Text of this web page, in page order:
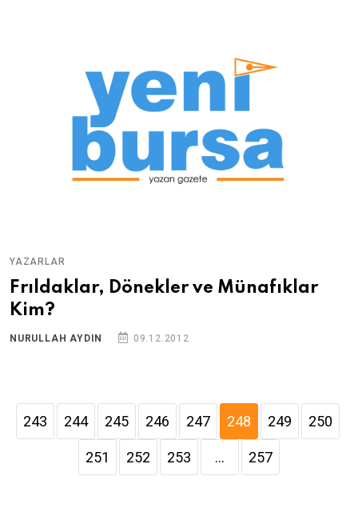
YAZARLAR
Frıldaklar, Dönekler ve Münafıklar
Kim?
NURULLAH AYDIN 09.12.2012
243 244 245 246 247 248 249 250
251 252 253 ... 257